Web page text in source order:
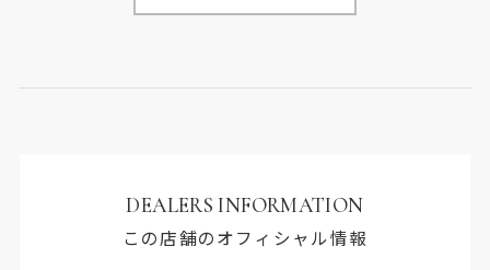
DEALERS INFORMATION
この店舗のオフィシャル情報